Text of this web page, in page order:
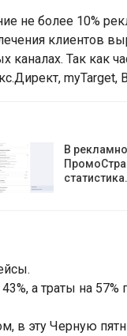
не более 10%
клиентов
каналах. Так как
myTarget,
В
а траты на 57%
в эту Черную